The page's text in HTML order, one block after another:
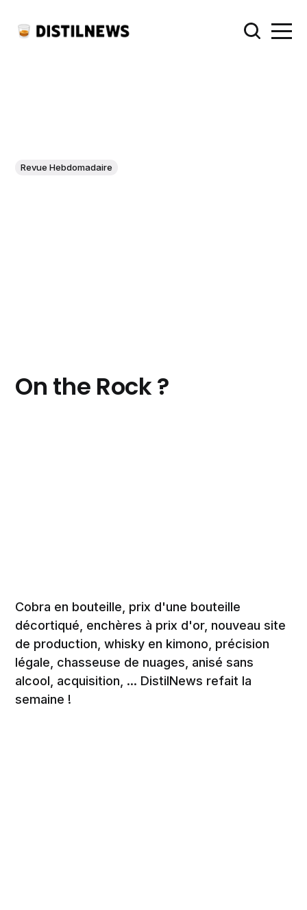
Revue Hebdomadaire
On the Rock ?
Cobra en bouteille, prix d'une bouteille
décortiqué, enchères à prix d'or, nouveau site
de production, whisky en kimono, précision
légale, chasseuse de nuages, anisé sans
alcool, acquisition, ... DistilNews refait la
semaine !